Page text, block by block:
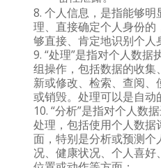
个人信息，是指能够明
理、直接确定个人身份
够直接、肯定地识别个人
“处理”是指对个人数据
组操作，包括数据的收
新或修改、检索、查阅
或销毁。处理可以是自动
“分析”是指对个人数
处理，包括使用个人数
面，特别是分析或预测个
况、健康状况、个人喜好